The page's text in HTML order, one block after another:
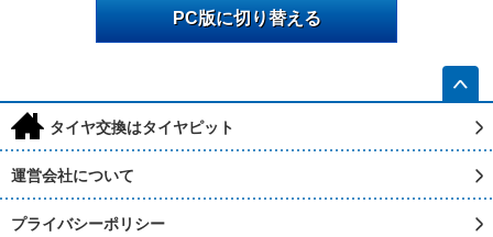
PC版に切り替える
h タイヤ交換はタイヤピット
運営会社について
プライバシーポリシー